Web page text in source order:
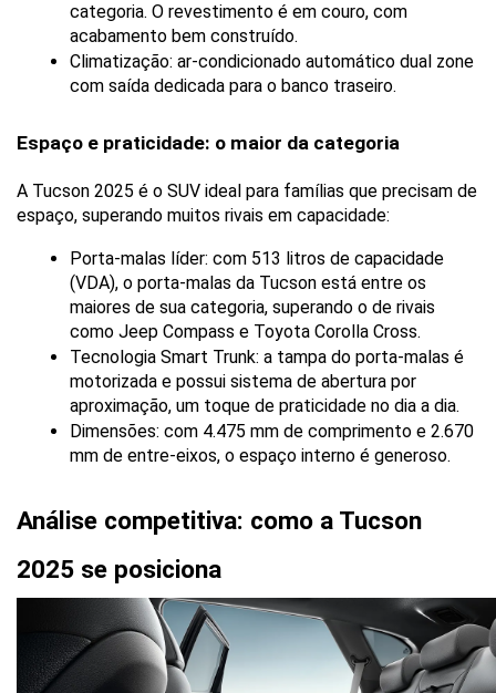
categoria. O revestimento é em couro, com
acabamento bem construído.
Climatização: ar-condicionado automático dual zone
com saída dedicada para o banco traseiro.
Espaço e praticidade: o maior da categoria
A Tucson 2025 é o SUV ideal para famílias que precisam de
espaço, superando muitos rivais em capacidade:
Porta-malas líder: com 513 litros de capacidade
(VDA), o porta-malas da Tucson está entre os
maiores de sua categoria, superando o de rivais
como Jeep Compass e Toyota Corolla Cross.
Tecnologia Smart Trunk: a tampa do porta-malas é
motorizada e possui sistema de abertura por
aproximação, um toque de praticidade no dia a dia.
Dimensões: com 4.475 mm de comprimento e 2.670
mm de entre-eixos, o espaço interno é generoso.
Análise competitiva: como a Tucson
2025 se posiciona